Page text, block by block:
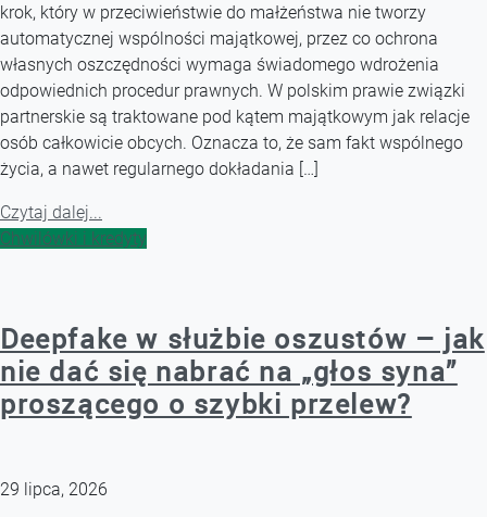
krok, który w przeciwieństwie do małżeństwa nie tworzy
automatycznej wspólności majątkowej, przez co ochrona
własnych oszczędności wymaga świadomego wdrożenia
odpowiednich procedur prawnych. W polskim prawie związki
partnerskie są traktowane pod kątem majątkowym jak relacje
osób całkowicie obcych. Oznacza to, że sam fakt wspólnego
życia, a nawet regularnego dokładania […]
Czytaj dalej...
Chwilówki i kredyty
Deepfake w służbie oszustów – jak
nie dać się nabrać na „głos syna”
proszącego o szybki przelew?
29 lipca, 2026